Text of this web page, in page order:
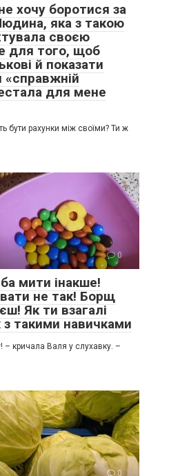
хочу боротися за
яка з такою
своєю
для того, щоб
й показати
«справжній
для мене
бути рахунки між своїми? Ти ж
0
мити інакше!
не так! Борщ
Як ти взагалі
такими навичками
кричала Валя у слухавку. –
0